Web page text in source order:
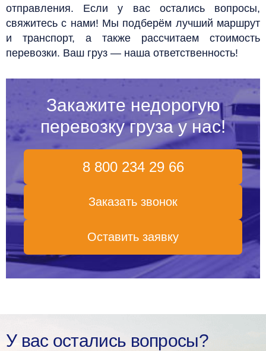
отправления. Если у вас остались вопросы,
свяжитесь с нами! Мы подберём лучший маршрут
и транспорт, а также рассчитаем стоимость
перевозки. Ваш груз — наша ответственность!
Закажите недорогую
перевозку груза у нас!
8 800 234 29 66
Заказать звонок
Оставить заявку
У вас остались вопросы?